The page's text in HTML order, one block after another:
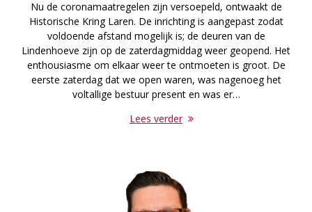
Nu de coronamaatregelen zijn versoepeld, ontwaakt de
Historische Kring Laren. De inrichting is aangepast zodat
voldoende afstand mogelijk is; de deuren van de
Lindenhoeve zijn op de zaterdagmiddag weer geopend. Het
enthousiasme om elkaar weer te ontmoeten is groot. De
eerste zaterdag dat we open waren, was nagenoeg het
voltallige bestuur present en was er…
Lees verder